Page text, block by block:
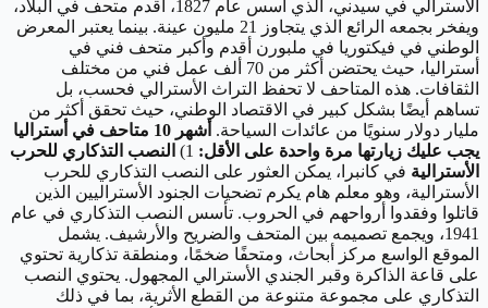
الأسترالي في سيدني، الذي أسس عام 1827، أقدم متحف في البلاد،
ويفخر بجمعه الرائع الذي يتجاوز 21 مليون عينة. بينما يعتبر المعرض
الوطني في فيكتوريا في ملبورن أقدم وأكبر متحف فني في
أستراليا، حيث يحتضن أكثر من 70 ألف عمل فني من مختلف
الثقافات. هذه المتاحف لا تحفظ التراث الأسترالي فحسب، بل
تساهم أيضًا بشكل كبير في الاقتصاد الوطني، حيث تحقق أكثر من
مليار دولار سنويًا من عائدات السياحة.
أشهر 10 متاحف في أستراليا
يجب عليك زيارتها مرة واحدة على الأقل:
النصب التذكاري للحرب
الأسترالية في كانبرا، يمكن العثور على النصب التذكاري للحرب
الأسترالية، وهو معلم هام يكرم تضحيات الجنود الأستراليين الذين
قاتلوا وفقدوا أرواحهم في الحروب. تأسس النصب التذكاري في عام
1941، ويجمع تصميمه بين المتحف والضريح والأرشيف. يشمل
الموقع الواسع مركز أبحاث، ومتحفًا ضخمًا، ومنطقة تذكارية تحتوي
على قاعة الذاكرة وقبر الجندي الأسترالي المجهول. يحتوي النصب
التذكاري على مجموعة متنوعة من القطع الأثرية، بما في ذلك